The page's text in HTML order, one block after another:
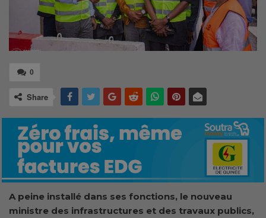
0
Share
A peine installé dans ses fonctions, le nouveau
ministre des infrastructures et des travaux publics,